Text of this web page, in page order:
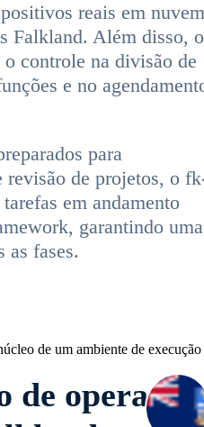
reais em nuvem
Falkland. Além disso, o
controle na divisão de
e no
para
revisão de projetos, o
em andamento
garantindo uma
as fases.
de